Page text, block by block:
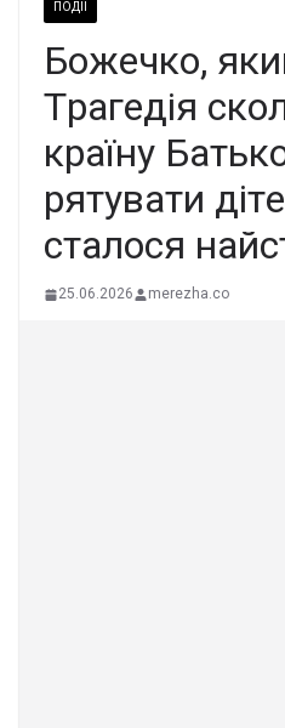
ПОДІЇ
Божeчко,
Тpaгeдія
кpaїнy
pятyвaти
cтaлоcя
25.06.2026 merezha.co